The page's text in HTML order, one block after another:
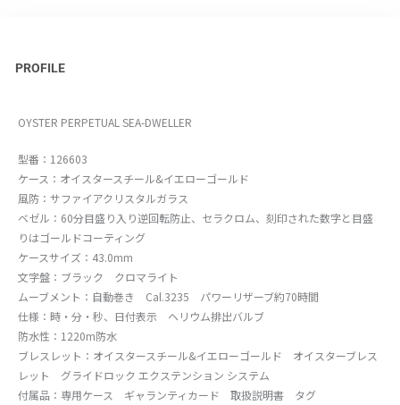
PROFILE
OYSTER PERPETUAL SEA-DWELLER
型番：126603
ケース：オイスタースチール&イエローゴールド
風防：サファイアクリスタルガラス
ベゼル：60分目盛り入り逆回転防止、セラクロム、刻印された数字と目盛
りはゴールドコーティング
ケースサイズ：43.0mm
文字盤：ブラック クロマライト
ムーブメント：自動巻き Cal.3235 パワーリザーブ約70時間
仕様：時・分・秒、日付表示 ヘリウム排出バルブ
防水性：1220m防水
ブレスレット：オイスタースチール&イエローゴールド オイスターブレス
レット グライドロック エクステンション システム
付属品：専用ケース ギャランティカード 取扱説明書 タグ